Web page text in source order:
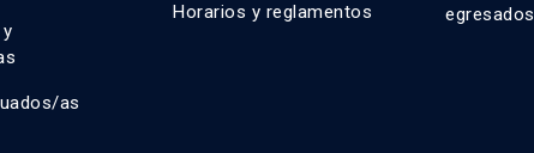
as
Horarios y reglamentos
egresados